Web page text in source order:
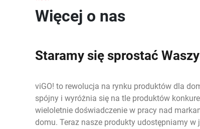
Więcej o nas
Staramy się sprostać
viGO! to rewolucja na rynku produktów dla
spójny i wyróżnia się na tle produktów
wieloletnie doświadczenie w pracy nad
domu. Teraz nasze produkty udostępniamy